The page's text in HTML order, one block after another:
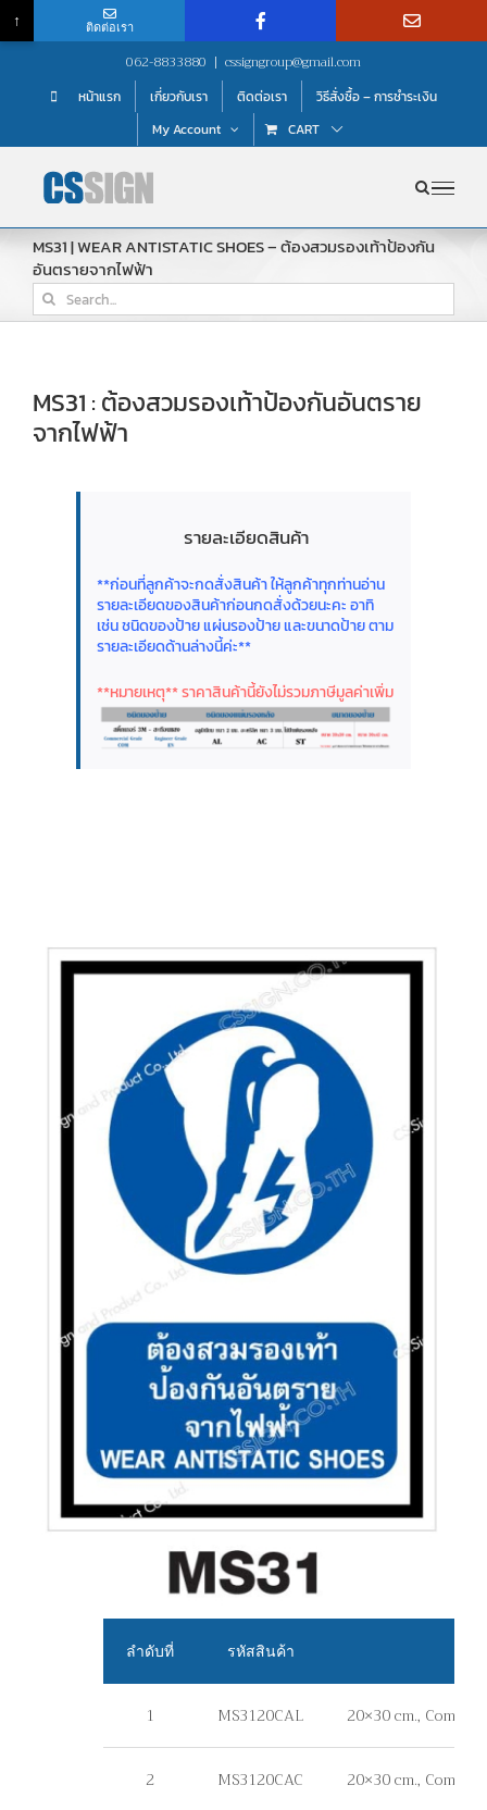
content
062-8833880 | cssigngroup@gmail.com
หน้าแรก เกี่ยวกับเรา ติดต่อเรา
วิธีสั่งซื้อ – การชำระเงิน
My Account
CART
MS31 | WEAR ANTISTATIC SHOES – ต้องสวมรองเท้าป้องกัน
อันตรายจากไฟฟ้า
Search
for:
MS31 : ต้องสวมรองเท้าป้องกันอันตราย
จากไฟฟ้า
รายละเอียดสินค้า
**ก่อนที่ลูกค้าจะกดสั่งสินค้า ให้ลูกค้าทุกท่านอ่าน
รายละเอียดของสินค้าก่อนกดสั่งด้วยนะคะ อาทิ
เช่น ชนิดของป้าย แผ่นรองป้าย และขนาดป้าย ตาม
รายละเอียดด้านล่างนี้ค่ะ**
**หมายเหตุ** ราคาสินค้านี้ยังไม่รวมภาษีมูลค่าเพิ่ม
ลำดับที่ รหัสสินค้า
1 MS3120CAL 20×30 cm.,
2 MS3120CAC 20×30 cm.,
↑ ติดต่อเรา